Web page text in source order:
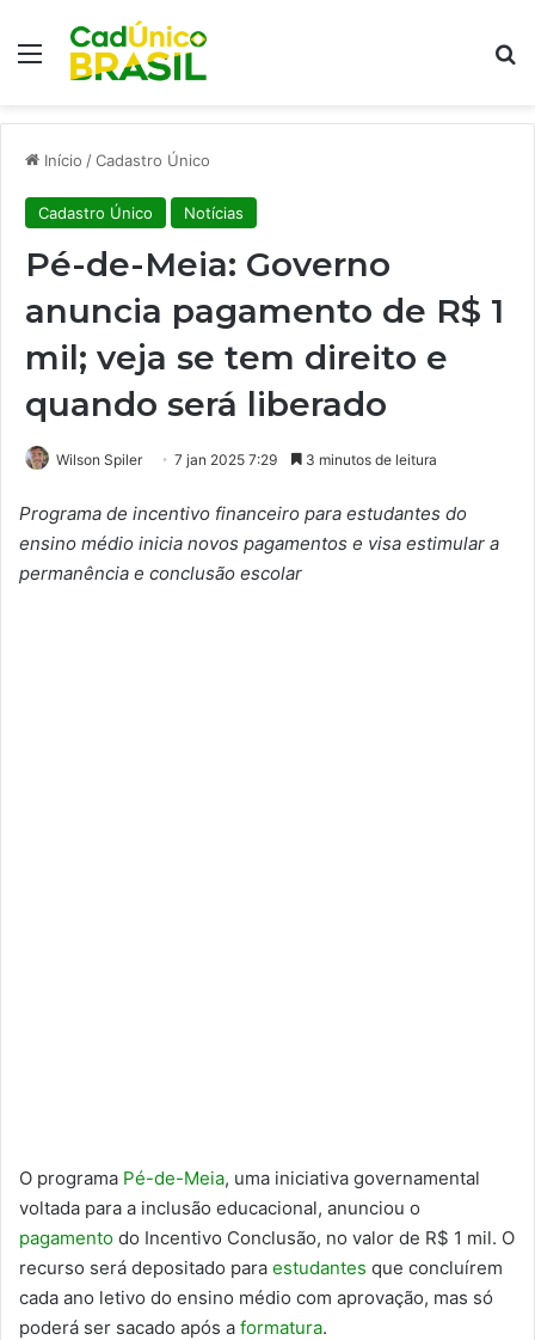
Menu
Início /Cadastro Único
Cadastro Único Notícias
Pé-de-Meia: Governo
anuncia pagamento de R$ 1
mil; veja se tem direito e
quando será liberado
Wilson Spiler 7 jan 2025 7:29 3 minutos de leitura
Programa de incentivo financeiro para estudantes do
ensino médio inicia novos pagamentos e visa estimular a
permanência e conclusão escolar
O programa Pé-de-Meia, uma iniciativa governamental
voltada para a inclusão educacional, anunciou o
pagamento do Incentivo Conclusão, no valor de R$ 1 mil. O
recurso será depositado para estudantes que concluírem
cada ano letivo do ensino médio com aprovação, mas só
poderá ser sacado após a formatura.